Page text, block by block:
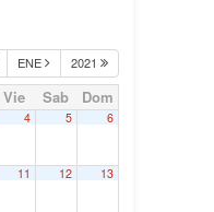
ENE 2021
Vie Sab Dom
4 5 6
11 12 13